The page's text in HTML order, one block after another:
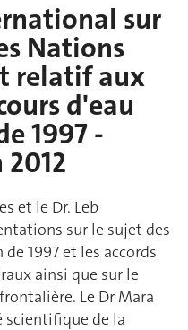
sur
Nations
relatif aux
d'eau
1997 -
et le Dr. Leb
sur le sujet des
1997 et les accords
ainsi que sur le
Le Dr Mara
de la